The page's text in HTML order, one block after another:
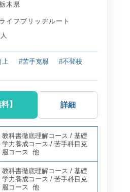
木県
イフブリッヂルート
上 #苦手克服
#不登校
】 詳細
教科書徹底理解コース /基礎
学力養成コース /苦手科目克
服コース 他
教科書徹底理解コース /基礎
学力養成コース /苦手科目克
服コース 他